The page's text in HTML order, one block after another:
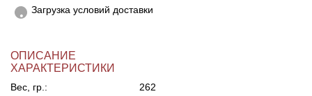
Загрузка условий доставки
ОПИСАНИЕ
ХАРАКТЕРИСТИКИ
Вес, гр.: 262
Киссеры для лука